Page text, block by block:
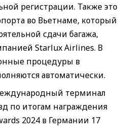
регистрации. Также это
во Вьетнаме, который
сдачи багажа,
Starlux Airlines. В
процедуры в
автоматически.
терминал
по итогам награждения
2024 в Германии 17